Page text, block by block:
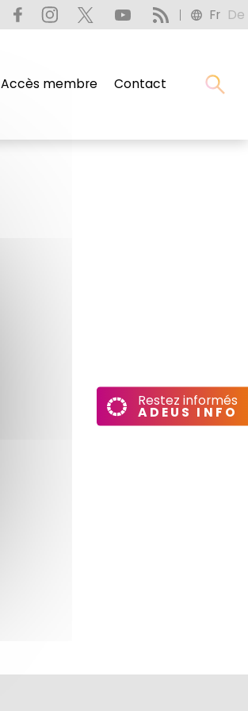
Accès membre Contact
Fr De
Restez informés
ADEUS INFO